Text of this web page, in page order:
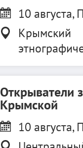
10 августа,
Крымский
Открыватели
Крымской
10 августа,